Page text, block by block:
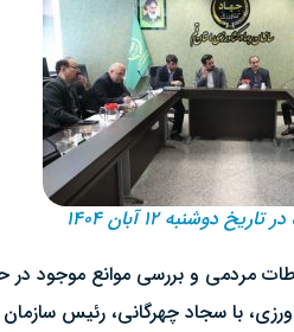
دوشنبه ۱۲ آبان ۱۴۰۴
مردمی و بررسی موانع
با سجاد چهرگانی، رئیس